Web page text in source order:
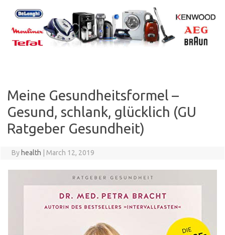
content
Meine Gesundheitsformel –
Gesund, schlank, glücklich (GU
Ratgeber Gesundheit)
By health March 12, 2019